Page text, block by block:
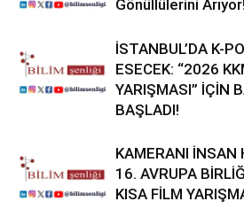
Gönüllülerini Arıyor!
İSTANBUL’DA K-
ESECEK: “2026
YARIŞMASI” İÇİN
BAŞLADI!
KAMERANI İNSAN
16. AVRUPA
KISA FİLM